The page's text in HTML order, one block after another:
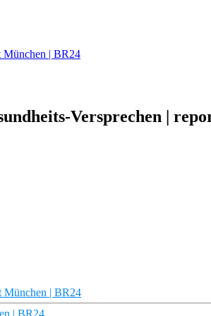
München | BR24
Versprechen |
München | BR24